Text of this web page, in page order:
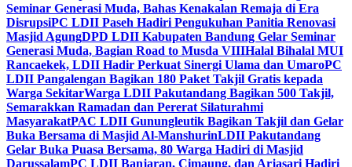
Seminar Generasi Muda, Bahas Kenakalan Remaja di Era
DisrupsiPC LDII Paseh Hadiri Pengukuhan Panitia Renovasi
Masjid AgungDPD LDII Kabupaten Bandung Gelar Seminar
Generasi Muda, Bagian Road to Musda VIIIHalal Bihalal MUI
Rancaekek, LDII Hadir Perkuat Sinergi Ulama dan UmaroPC
LDII Pangalengan Bagikan 180 Paket Takjil Gratis kepada
Warga SekitarWarga LDII Pakutandang Bagikan 500 Takjil,
Semarakkan Ramadan dan Pererat Silaturahmi
MasyarakatPAC LDII Gunungleutik Bagikan Takjil dan Gelar
Buka Bersama di Masjid Al-ManshurinLDII Pakutandang
Gelar Buka Puasa Bersama, 80 Warga Hadiri di Masjid
DarussalamPC LDII Banjaran, Cimaung, dan Arjasari Hadiri